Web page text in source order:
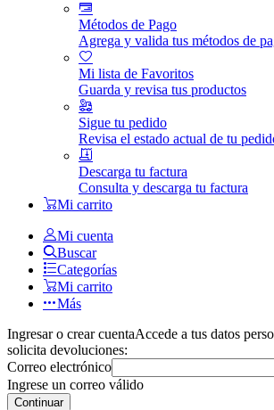
Métodos de Pago
Agrega y valida tus métodos de
Mi lista de Favoritos
Guarda y revisa tus productos
Sigue tu pedido
Revisa el estado actual de tu
Descarga tu factura
Consulta y descarga tu factura
Mi carrito
Mi cuenta
Buscar
Categorías
Mi carrito
Más
Ingresar o crear cuentaAccede a tus datos
solicita devoluciones:
Correo electrónico
Ingrese un correo válido
Continuar